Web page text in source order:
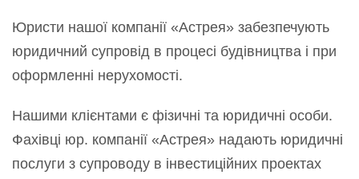
Юристи нашої компанії «Астрея» забезпечують
юридичний супровід в процесі будівництва і при
оформленні нерухомості.
Нашими клієнтами є фізичні та юридичні особи.
Фахівці юр. компанії «Астрея» надають юридичні
послуги з супроводу в інвестиційних проектах